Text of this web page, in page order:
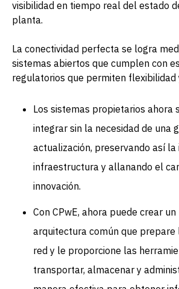
visibilidad en tiempo real del estado
planta.
La conectividad perfecta se logra
sistemas abiertos que cumplen con
regulatorios que permiten flexibilidad
Los sistemas propietarios ahora
integrar sin la necesidad de una
actualización, preservando así la
infraestructura y allanando el
innovación.
Con CPwE, ahora puede crear
arquitectura común que prepare
red y le proporcione las
transportar, almacenar y